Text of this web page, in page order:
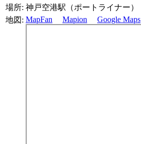
場所: 神戸空港駅（ポートライナー）
地図: MapFan Mapion Google Maps